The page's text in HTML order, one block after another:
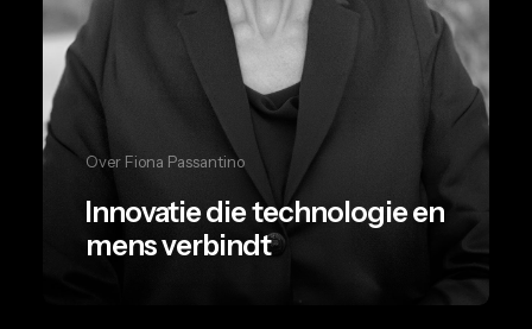
Over Fiona Passantino
Innovatie die technologie en
mens verbindt